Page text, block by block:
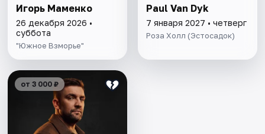
Игорь Маменко
26 декабря 2026 •
суббота
"Южное Взморье"
Paul Van Dyk
7 января 2027 • четверг
Роза Холл (Эстосадок)
от 3 000 ₽